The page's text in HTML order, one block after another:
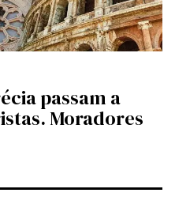
passam a
Moradores